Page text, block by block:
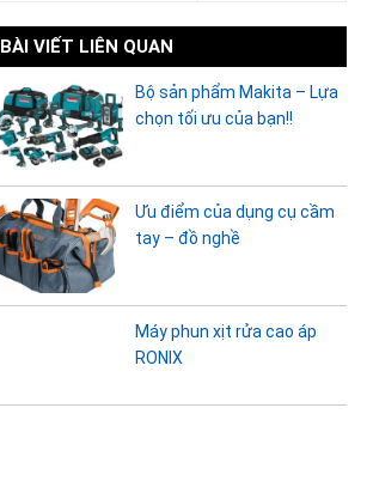
BÀI VIẾT LIÊN QUAN
Bộ sản phẩm Makita – Lựa
chọn tối ưu của bạn!!
Ưu điểm của dụng cụ cầm
tay – đồ nghề
Máy phun xịt rửa cao áp
RONIX